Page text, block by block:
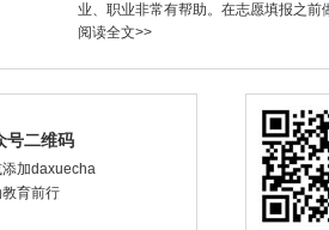
业、职业非常有帮助。在志愿填报之前
阅读全文>>
号二维码
加daxuecha
育前行